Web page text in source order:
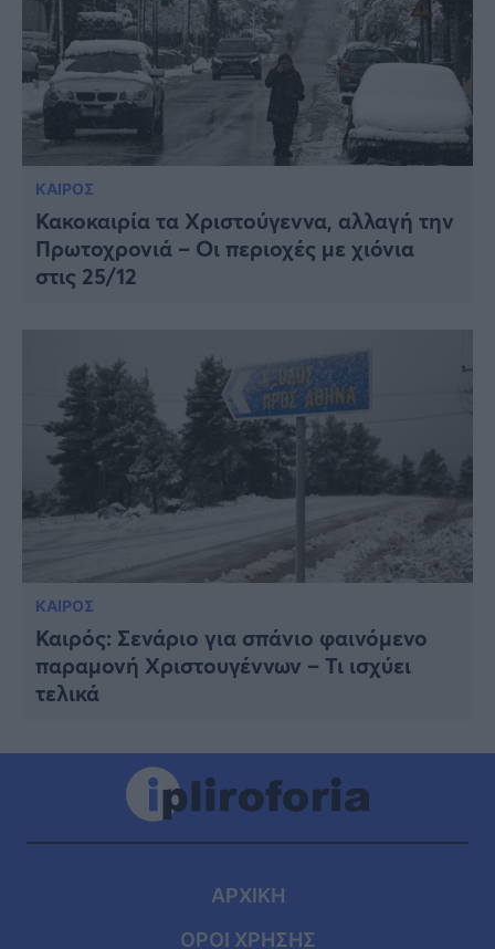
ΚΑΙΡΟΣ
Κακοκαιρία τα Χριστούγεννα, αλλαγή την
Πρωτοχρονιά – Οι περιοχές με χιόνια
στις 25/12
ΚΑΙΡΟΣ
Καιρός: Σενάριο για σπάνιο φαινόμενο
παραμονή Χριστουγέννων – Τι ισχύει
τελικά
ΑΡΧΙΚΗ
ΟΡΟΙ ΧΡΗΣΗΣ